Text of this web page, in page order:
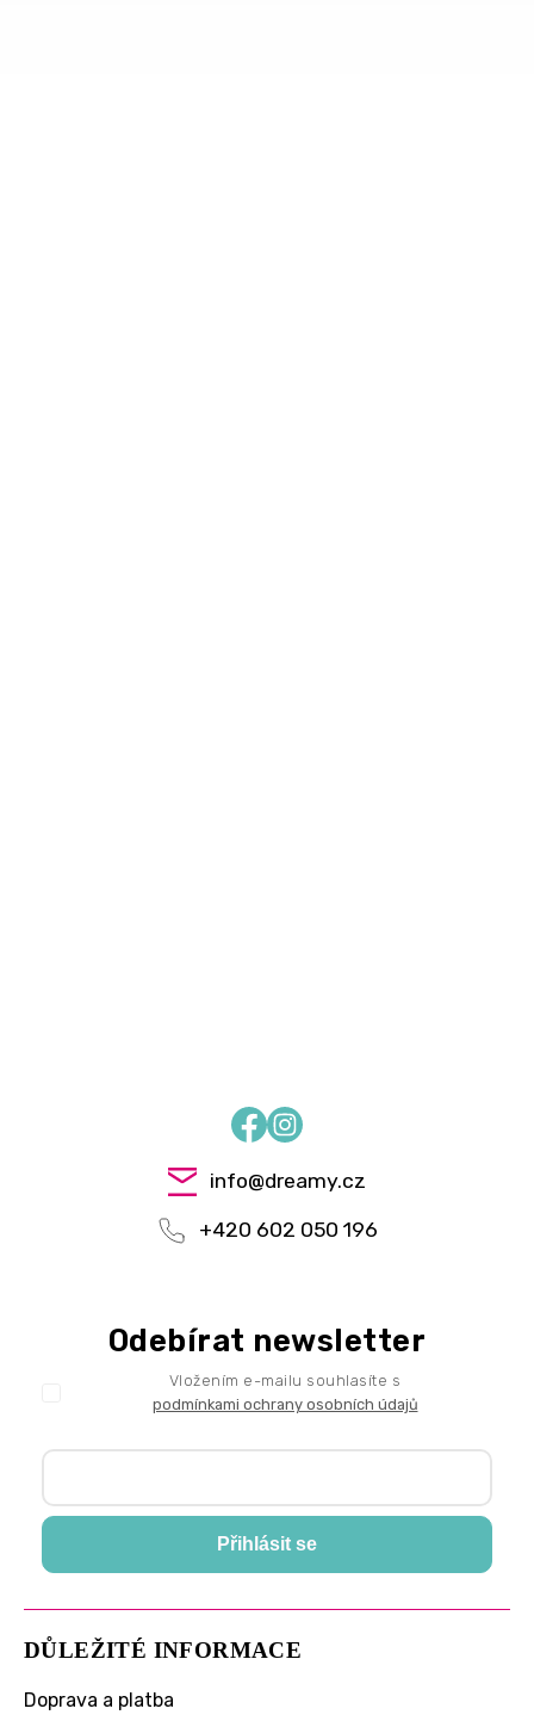
FacebookInstagram
info@dreamy.cz
+420 602 050 196
DŮLEŽITÉ INFORMACE
Doprava a platba
Odebírat newsletter
Vložením e-mailu souhlasíte s
podmínkami ochrany osobních údajů
Přihlásit se